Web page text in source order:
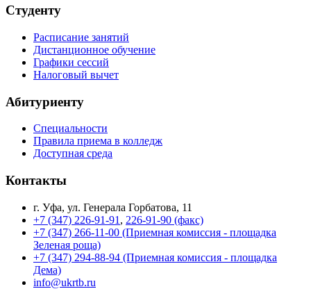
Студенту
Расписание занятий
Дистанционное обучение
Графики сессий
Налоговый вычет
Абитуриенту
Специальности
Правила приема в колледж
Доступная среда
Контакты
г. Уфа, ул. Генерала Горбатова, 11
+7 (347) 226-91-91 , 226-91-90 (факс)
+7 (347) 266-11-00 (Приемная комиссия - площадка
Зеленая роща)
+7 (347) 294-88-94 (Приемная комиссия - площадка
Дема)
info@ukrtb.ru